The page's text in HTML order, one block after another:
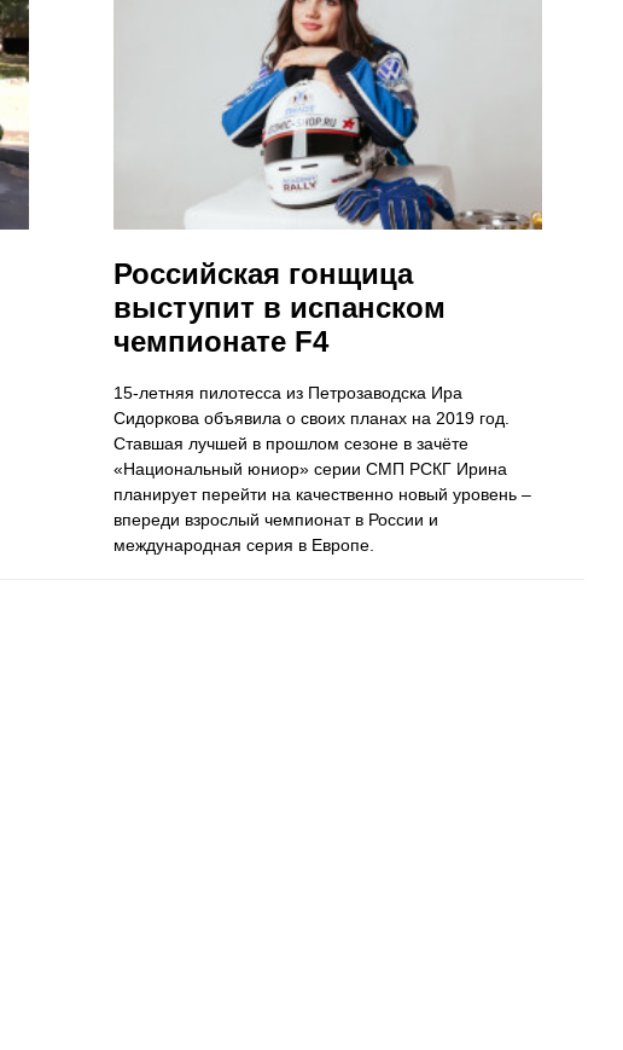
Российская гонщица
выступит в испанском
чемпионате F4
15-летняя пилотесса из Петрозаводска Ира
Сидоркова объявила о своих планах на 2019 год.
Ставшая лучшей в прошлом сезоне в зачёте
«Национальный юниор» серии СМП РСКГ Ирина
планирует перейти на качественно новый уровень –
впереди взрослый чемпионат в России и
международная серия в Европе.